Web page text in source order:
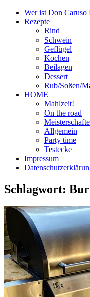
Wer ist Don Caruso
Rezepte
Rind
Schwein
Geflügel
Kochen
Beilagen
Dessert
Rub/Soßen/
HOME
Mahlzeit!
On the road
Allgemein
Party time
Testecke
Impressum
Schlagwort: